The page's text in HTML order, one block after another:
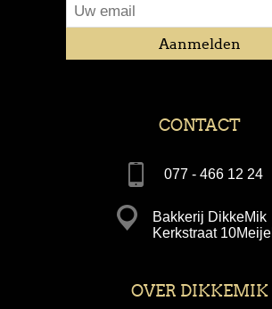
CONTACT
077 - 466 12 24
Bakkerij DikkeMik
Kerkstraat 10Meijel
OVER DIKKEMIK